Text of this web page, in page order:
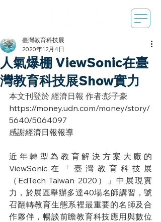
人氣爆棚 ViewSonic在臺
灣教育科技展Show實力
臺灣教育科技展
2020年12月4日
本文刊登於 經濟日報 作者:彭子豪
https://money.udn.com/money/story/
5640/5064097
感謝經濟日報報導
近年轉型為教育解決方案大廠的
ViewSonic在「臺灣教育科技展
（EdTech Taiwan 2020）」中展現實
力，於展區舉辦多達40場名師講習，號
召翻轉教育生態系裡最重要的名師及合
作夥伴，暢談前瞻教育科技應用與數位